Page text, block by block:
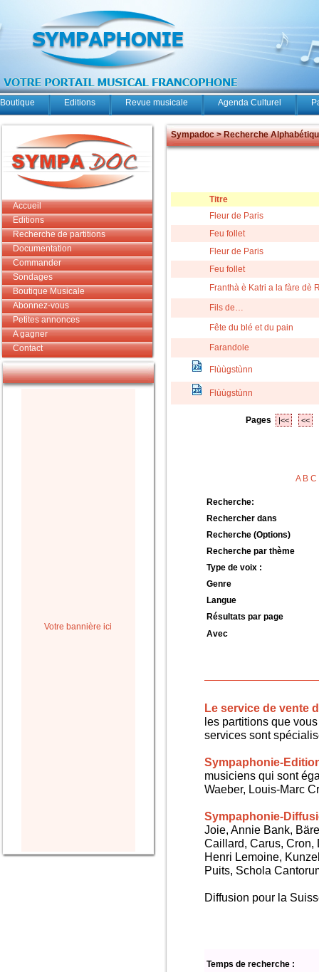
Boutique Editions Revue musicale Agenda Culturel
Accueil
Editions
Recherche de partitions
Documentation
Commander
Sondages
Boutique Musicale
Abonnez-vous
Petites annonces
A gagner
Contact
Votre bannière ici
Sympadoc > Recherche
Titre
Fleur de Paris
Feu follet
Fleur de Paris
Feu follet
Franthà è Katri a la fàre dè
Fils de…
Fête du blé et du pain
Farandole
Flùùgstùnn
Flùùgstùnn
Pages |<< <<
A B C
Recherche:
Rechercher dans
Recherche (Options)
Recherche par thème
Type de voix :
Genre
Langue
Résultats par page
Avec
Le service de vente
les partitions que
services sont
Sympaphonie-
musiciens qui sont
Waeber, Louis-Marc
Sympaphonie-
Joie, Annie Bank,
Caillard, Carus, Cron,
Henri Lemoine,
Puits, Schola
Diffusion pour la
Temps de recherche :